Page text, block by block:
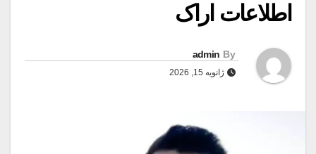
اطلاعات اراک
By
admin
ژانویه 15, 2026